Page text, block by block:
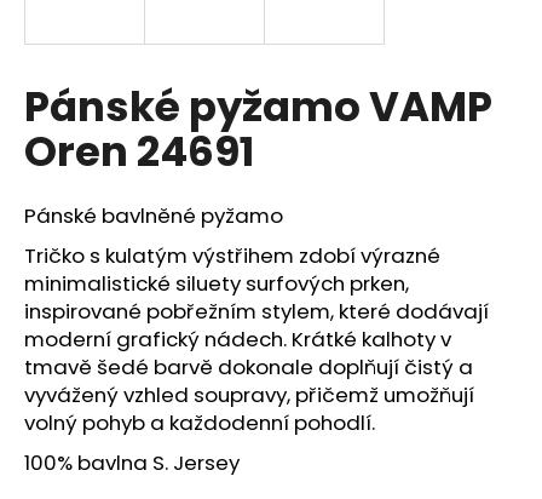
Pánské pyžamo VAMP
Oren 24691
Pánské bavlněné pyžamo
Tričko s kulatým výstřihem zdobí výrazné
minimalistické siluety surfových prken,
inspirované pobřežním stylem, které dodávají
moderní grafický nádech. Krátké kalhoty v
tmavě šedé barvě dokonale doplňují čistý a
vyvážený vzhled soupravy, přičemž umožňují
volný pohyb a každodenní pohodlí.
100% bavlna S. Jersey
í
t
?
HLEDAT
D
o
p
o